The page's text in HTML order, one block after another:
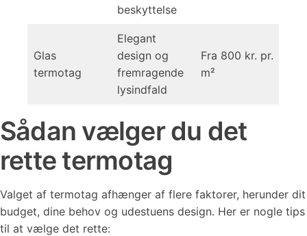
beskyttelse
Glas
termotag
Elegant
design og
fremragende
lysindfald
Fra 800 kr. pr.
m²
Sådan vælger du det
rette termotag
Valget af termotag afhænger af flere faktorer, herunder dit
budget, dine behov og udestuens design. Her er nogle tips
til at vælge det rette: